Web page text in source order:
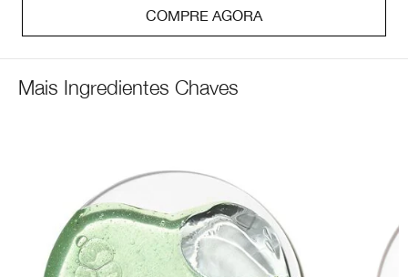
COMPRE AGORA
Mais Ingredientes Chaves